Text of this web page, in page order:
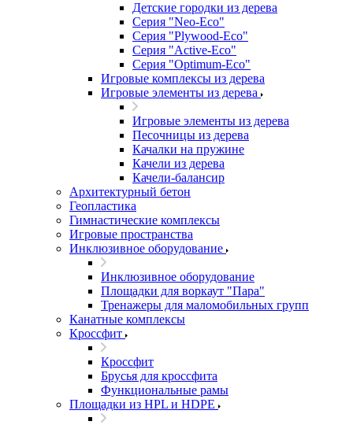
Детские городки из дерева
Серия "Neo-Eco"
Серия "Plywood-Eco"
Серия "Active-Eco"
Серия "Оptimum-Еco"
Игровые комплексы из дерева
Игровые элементы из дерева
Игровые элементы из дерева
Песочницы из дерева
Качалки на пружине
Качели из дерева
Качели-балансир
Архитектурный бетон
Геопластика
Гимнастические комплексы
Игровые пространства
Инклюзивное оборудование
Инклюзивное оборудование
Площадки для воркаут "Пара"
Тренажеры для маломобильных групп
Канатные комплексы
Кроссфит
Кроссфит
Брусья для кроссфита
Функциональные рамы
Площадки из HPL и HDPE